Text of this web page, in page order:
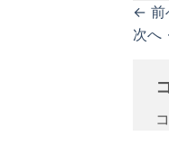
← 前
次へ